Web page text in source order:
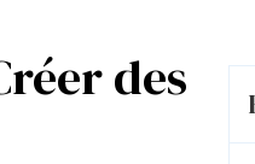
des